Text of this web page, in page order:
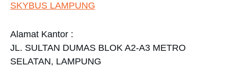
SKYBUS LAMPUNG
Alamat Kantor :
JL. SULTAN DUMAS BLOK A2-A3 METRO
SELATAN, LAMPUNG